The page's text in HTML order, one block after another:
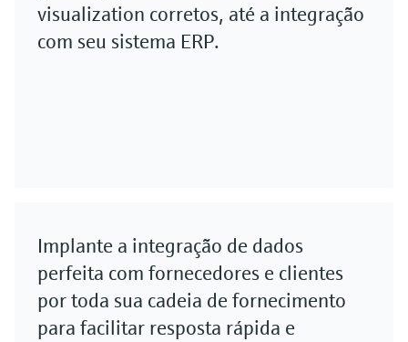
visualization corretos, até a integração
com seu sistema ERP.
Implante a integração de dados
perfeita com fornecedores e clientes
por toda sua cadeia de fornecimento
para facilitar resposta rápida e